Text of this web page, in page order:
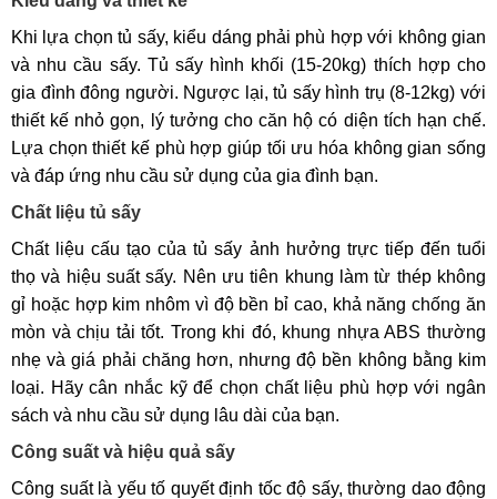
Khi lựa chọn tủ sấy, kiểu dáng phải phù hợp với không gian
và nhu cầu sấy. Tủ sấy hình khối (15-20kg) thích hợp cho
gia đình đông người. Ngược lại, tủ sấy hình trụ (8-12kg) với
thiết kế nhỏ gọn, lý tưởng cho căn hộ có diện tích hạn chế.
Lựa chọn thiết kế phù hợp giúp tối ưu hóa không gian sống
và đáp ứng nhu cầu sử dụng của gia đình bạn.
Chất liệu tủ sấy
Chất liệu cấu tạo của tủ sấy ảnh hưởng trực tiếp đến tuổi
thọ và hiệu suất sấy. Nên ưu tiên khung làm từ thép không
gỉ hoặc hợp kim nhôm vì độ bền bỉ cao, khả năng chống ăn
mòn và chịu tải tốt. Trong khi đó, khung nhựa ABS thường
nhẹ và giá phải chăng hơn, nhưng độ bền không bằng kim
loại. Hãy cân nhắc kỹ để chọn chất liệu phù hợp với ngân
sách và nhu cầu sử dụng lâu dài của bạn.
Công suất và hiệu quả sấy
Công suất là yếu tố quyết định tốc độ sấy, thường dao động